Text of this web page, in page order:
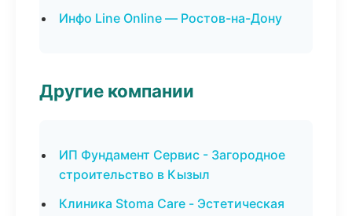
Инфо Line Online — Ростов-на-Дону
Другие компании
ИП Фундамент Сервис - Загородное
строительство в Кызыл
Клиника Stoma Care - Эстетическая